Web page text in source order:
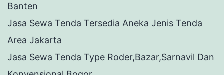
Banten
Jasa Sewa Tenda Tersedia Aneka Jenis Tenda
Area Jakarta
Jasa Sewa Tenda Type Roder,Bazar,Sarnavil Dan